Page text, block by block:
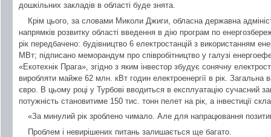
дошкільних закладів в області буде знята.
Крім цього, за словами Миколи Джиги, обласна державна
напрямків розвитку області введення в дію програм по
рік передбачено: будівництво 6 електростанцій з використанням
МВт; підписано меморандум про співробітництво у галузі
«Екотехнік Прага», згідно з яким інвестор збудує сонячну
виробляти майже 62 млн. кВт годин електроенергії в рік. Загальна
євро. В цьому році у Турбові вводиться в експлуатацію сучасний
потужність становитиме 150 тис. тонн пелет на рік, а інвестиції
«За минулий рік зроблено чимало. Але для напрацювання
Проблем і невирішених питань залишається ще багато.